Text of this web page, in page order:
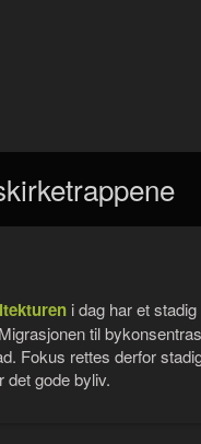
i dag har et
til
Fokus rettes derfor
det gode byliv.